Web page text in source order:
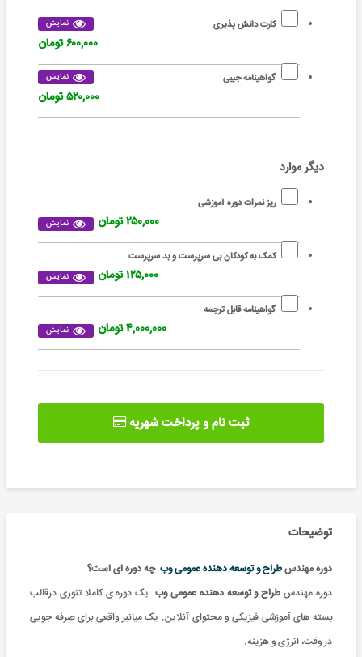
کارت دانش پذیری نمایش
۶۰۰,۰۰۰ تومان
گواهینامه جیبی نمایش
۵۲۰,۰۰۰ تومان
دیگر موارد
ریز نمرات دوره آموزشی
نمایش ۲۵۰,۰۰۰ تومان
کمک به کودکان بی سرپرست و بد سرپرست
نمایش ۱۲۵,۰۰۰ تومان
گواهینامه قابل ترجمه
نمایش ۴,۰۰۰,۰۰۰ تومان
ثبت نام و پرداخت شهریه
توضیحات
دوره مهندسطراح و توسعه دهنده عمومی وب چه دوره ای است؟
دوره مهندسطراح و توسعه دهنده عمومی وب یک دوره ی کاملا تئوری درقالب
بسته های آموزشی فیزیکی و محتوای آنلاین. یک میانبر واقعی برای صرفه جویی
در وقت، انرژی و هزینه.